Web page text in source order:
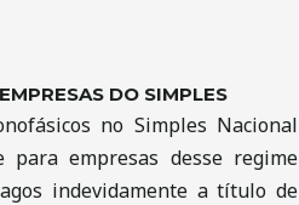
DO SIMPLES
no Simples Nacional
para empresas desse regime
indevidamente a título de